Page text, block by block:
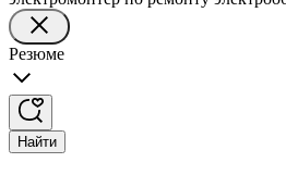
Резюме
Найти